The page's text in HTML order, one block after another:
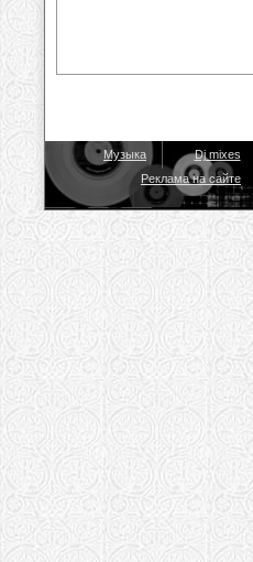
Музыка Dj mixes
Реклама на сайте